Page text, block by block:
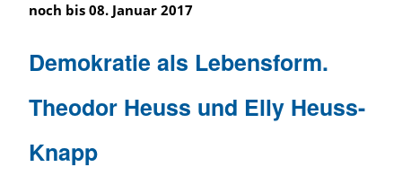
noch bis 08. Januar 2017
Demokratie als Lebensform.
Theodor Heuss und Elly Heuss-
Knapp